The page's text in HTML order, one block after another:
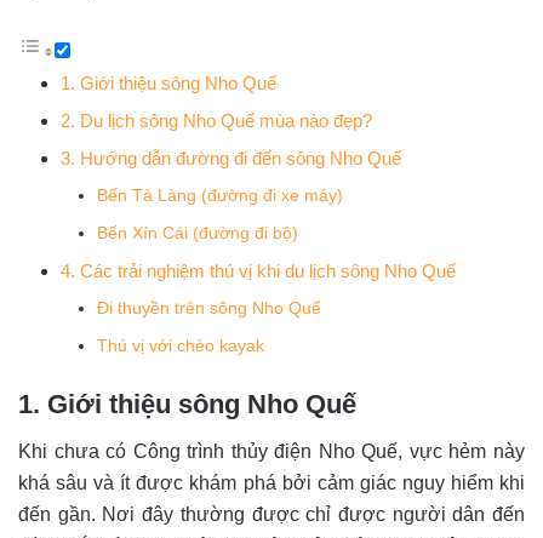
1. Giới thiệu sông Nho Quế
2. Du lịch sông Nho Quế mùa nào đẹp?
3. Hướng dẫn đường đi đến sông Nho Quế
Bến Tà Làng (đường đi xe máy)
Bến Xín Cái (đường đi bộ)
4. Các trải nghiệm thú vị khi du lịch sông Nho Quế
Đi thuyền trên sông Nho Quế
Thú vị với chèo kayak
1. Giới thiệu sông Nho Quế
Khi chưa có Công trình thủy điện Nho Quế, vực hẻm này
khá sâu và ít được khám phá bởi cảm giác nguy hiểm khi
đến gần. Nơi đây thường được chỉ được người dân đến